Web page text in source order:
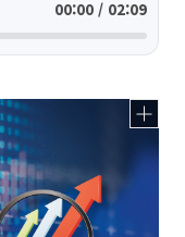
00:00 / 02:09